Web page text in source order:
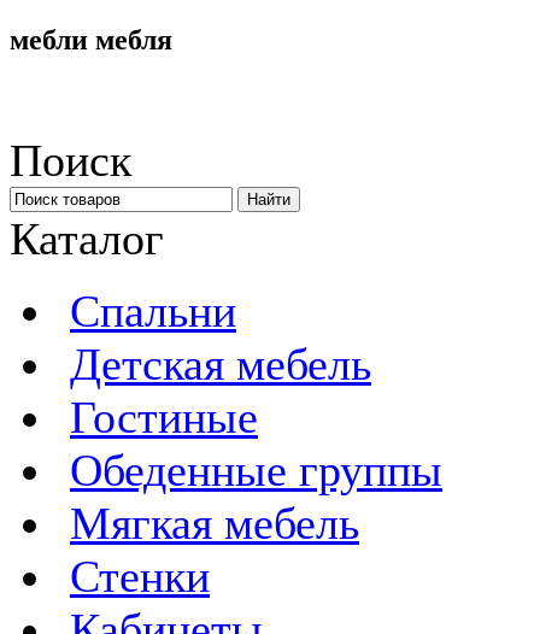
мебли мебля
Поиск
Каталог
Спальни
Детская мебель
Гостиные
Обеденные группы
Мягкая мебель
Стенки